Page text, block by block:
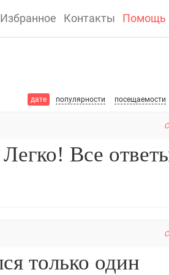
Избранное Контакты Помощь
дате популярности посещаемости